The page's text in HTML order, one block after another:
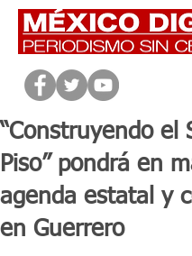
“Construyendo el
Piso” pondrá en
agenda estatal y
en Guerrero